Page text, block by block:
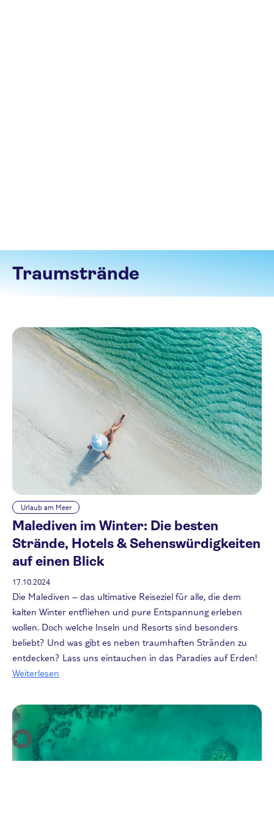
Traumstrände
Urlaub am Meer
Malediven im Winter: Die besten
Strände, Hotels & Sehenswürdigkeiten
auf einen Blick
17.10.2024
Die Malediven – das ultimative Reiseziel für alle, die dem
kalten Winter entfliehen und pure Entspannung erleben
wollen. Doch welche Inseln und Resorts sind besonders
beliebt? Und was gibt es neben traumhaften Stränden zu
entdecken? Lass uns eintauchen in das Paradies auf Erden!
Weiterlesen